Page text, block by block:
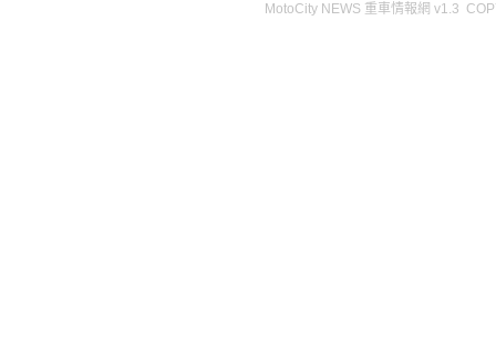
MotoCity NEWS 重車情報網 v1.3